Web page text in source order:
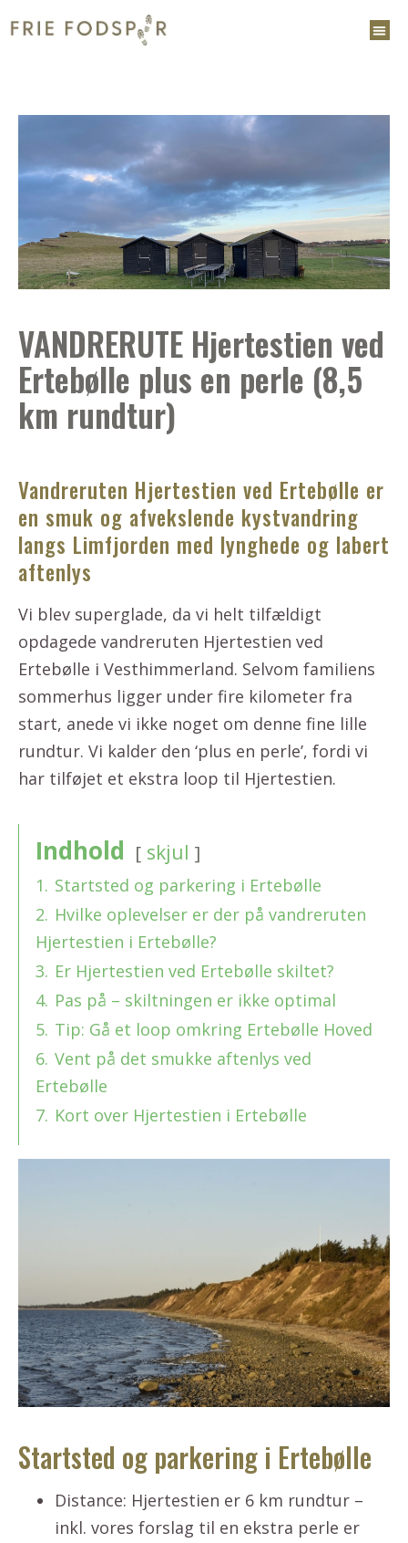
VANDRERUTE Hjertestien ved
Ertebølle plus en perle (8,5
km rundtur)
Vandreruten Hjertestien ved Ertebølle er
en smuk og afvekslende kystvandring
langs Limfjorden med lynghede og labert
aftenlys
Vi blev superglade, da vi helt tilfældigt
opdagede vandreruten Hjertestien ved
Ertebølle i Vesthimmerland. Selvom familiens
sommerhus ligger under fire kilometer fra
start, anede vi ikke noget om denne fine lille
rundtur. Vi kalder den ‘plus en perle’, fordi vi
har tilføjet et ekstra loop til Hjertestien.
Indhold skjul
1. Startsted og parkering i Ertebølle
2. Hvilke oplevelser er der på vandreruten
Hjertestien i Ertebølle?
3. Er Hjertestien ved Ertebølle skiltet?
4. Pas på – skiltningen er ikke optimal
5. Tip: Gå et loop omkring Ertebølle Hoved
6. Vent på det smukke aftenlys ved
Ertebølle
7. Kort over Hjertestien i Ertebølle
Startsted og parkering i Ertebølle
Distance: Hjertestien er 6 km rundtur –
inkl. vores forslag til en ekstra perle er